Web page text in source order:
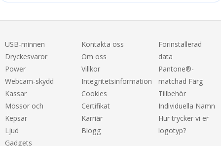
USB-minnen
Dryckesvaror
Power
Webcam-skydd
Kassar
Mössor och
Kepsar
Ljud
Gadgets
Kontakta oss
Om oss
Villkor
Integritetsinformation
Cookies
Certifikat
Karriär
Blogg
Förinstallerad
data
Pantone®-
matchad Färg
Tillbehör
Individuella Namn
Hur trycker vi er
logotyp?